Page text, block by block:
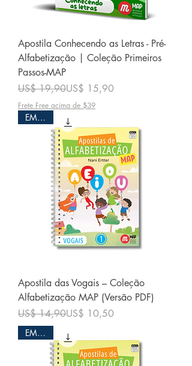
Apostila Conhecendo as Letras - Pré-
Alfabetização | Coleção Primeiros
Passos-MAP
Preço normal
US$ 19,90
Preço promocional
US$ 15,90
Frete Free acima de $39
EM PDF
Apostila das Vogais – Coleção
Alfabetização MAP (Versão PDF)
Preço normal
US$ 14,90
Preço promocional
US$ 10,50
EM PDF